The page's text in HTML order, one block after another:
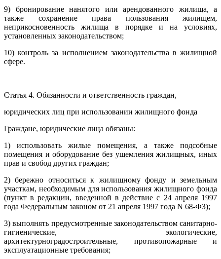
9) бронирование нанятого или арендованного жилища, а
также сохранение права пользования жилищем,
неприкосновенность жилища в порядке и на условиях,
установленных законодательством;
10) контроль за исполнением законодательства в жилищной
сфере.
Статья 4. Обязанности и ответственность граждан,
юридических лиц при использовании жилищного фонда
Граждане, юридические лица обязаны:
1) использовать жилые помещения, а также подсобные
помещения и оборудование без ущемления жилищных, иных
прав и свобод других граждан;
2) бережно относиться к жилищному фонду и земельным
участкам, необходимым для использования жилищного фонда
(пункт в редакции, введенной в действие с 24 апреля 1997
года Федеральным законом от 21 апреля 1997 года N 68-ФЗ);
3) выполнять предусмотренные законодательством санитарно-
гигиенические, экологические,
архитектурноградостроительные, противопожарные и
эксплуатационные требования;